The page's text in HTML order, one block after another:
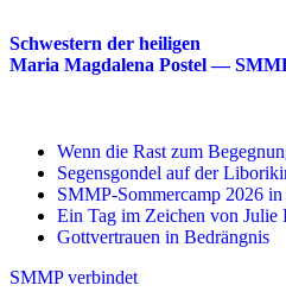
Schwestern der heiligen
Maria Magdalena Postel —
Wenn die Rast zum
Segensgondel auf der
SMMP-Sommercamp 2026
Ein Tag im Zeichen von Julie
Gottvertrauen in Bedrängnis
SMMP verbindet